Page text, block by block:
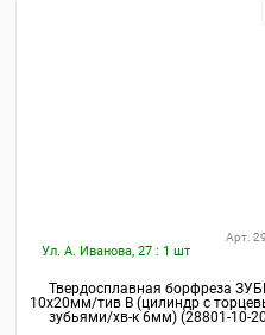
Ул. А. Иванова, 27 : 1 шт
Арт.
Твердосплавная борфреза
10х20мм/тив B (цилиндр с
зубьями/хв-к 6мм) (28801-10-